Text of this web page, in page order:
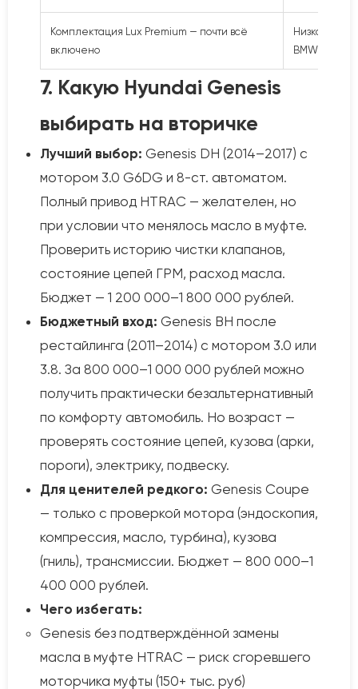
Комплектация Lux Premium — почти всё
включено
Низкая
BMW/Audi
7. Какую Hyundai Genesis
выбирать на вторичке
Лучший выбор: Genesis DH (2014–2017) с
мотором 3.0 G6DG и 8-ст. автоматом.
Полный привод HTRAC — желателен, но
при условии что менялось масло в муфте.
Проверить историю чистки клапанов,
состояние цепей ГРМ, расход масла.
Бюджет — 1 200 000–1 800 000 рублей.
Бюджетный вход: Genesis BH после
рестайлинга (2011–2014) с мотором 3.0 или
3.8. За 800 000–1 000 000 рублей можно
получить практически безальтернативный
по комфорту автомобиль. Но возраст —
проверять состояние цепей, кузова (арки,
пороги), электрику, подвеску.
Для ценителей редкого: Genesis Coupe
— только с проверкой мотора (эндоскопия,
компрессия, масло, турбина), кузова
(гниль), трансмиссии. Бюджет — 800 000–1
400 000 рублей.
Чего избегать:
Genesis без подтверждённой замены
масла в муфте HTRAC — риск сгоревшего
моторчика муфты (150+ тыс. руб)